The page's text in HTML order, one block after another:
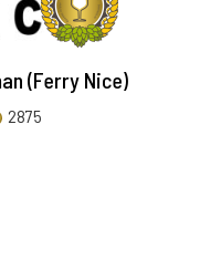
(Ferry Nice)
2875